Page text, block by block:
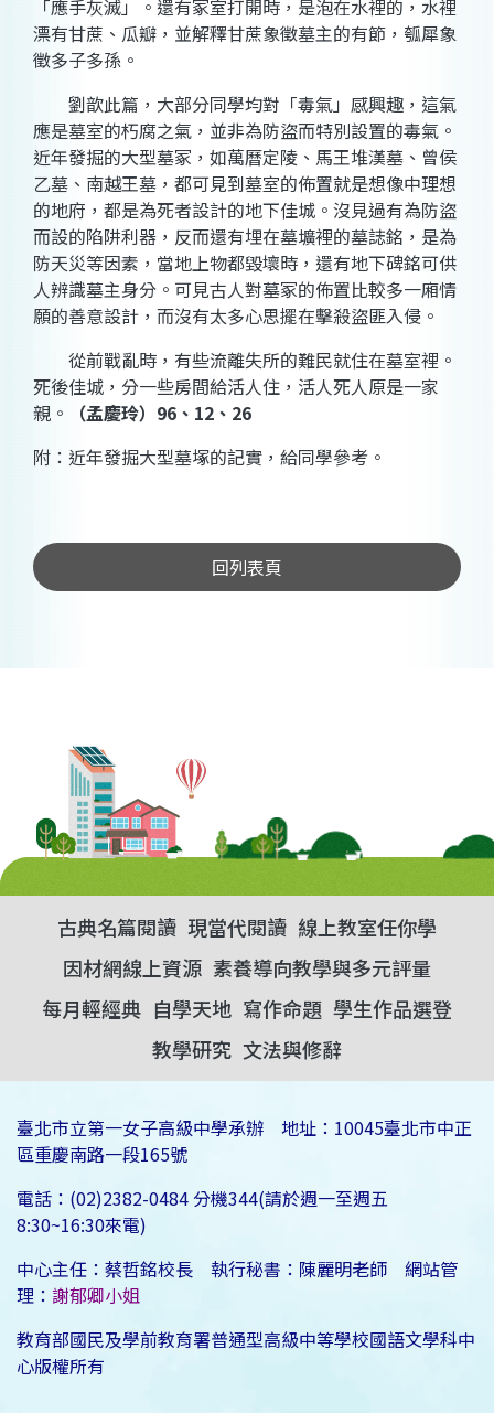
「應手灰滅」。還有冢室打開時，是泡在水裡的，水裡
漂有甘蔗、瓜瓣，並解釋甘蔗象徵墓主的有節，瓠犀象
徵多子多孫。
劉歆此篇，大部分同學均對「毒氣」感興趣，這氣
應是墓室的朽腐之氣，並非為防盜而特別設置的毒氣。
近年發掘的大型墓冢，如萬曆定陵、馬王堆漢墓、曾侯
乙墓、南越王墓，都可見到墓室的佈置就是想像中理想
的地府，都是為死者設計的地下佳城。沒見過有為防盜
而設的陷阱利器，反而還有埋在墓壙裡的墓誌銘，是為
防天災等因素，當地上物都毀壞時，還有地下碑銘可供
人辨識墓主身分。可見古人對墓冢的佈置比較多一廂情
願的善意設計，而沒有太多心思擺在擊殺盜匪入侵。
從前戰亂時，有些流離失所的難民就住在墓室裡。
死後佳城，分一些房間給活人住，活人死人原是一家
親。
（孟慶玲） 96 、 12 、 26
附：近年發掘大型墓塚的記實，給同學參考。
回列表頁
古典名篇閱讀 現當代閱讀 線上教室任你學
因材網線上資源 素養導向教學與多元評量
每月輕經典 自學天地 寫作命題 學生作品選登
教學研究 文法與修辭
臺北市立第一女子高級中學承辦 地址：10045臺北市中正
區重慶南路一段165號
電話：(02)2382-0484 分機344(請於週一至週五
8:30~16:30來電)
中心主任：蔡哲銘校長 執行秘書：陳麗明老師 網站管
理： 謝郁卿小姐
教育部國民及學前教育署普通型高級中等學校國語文學科中
心版權所有